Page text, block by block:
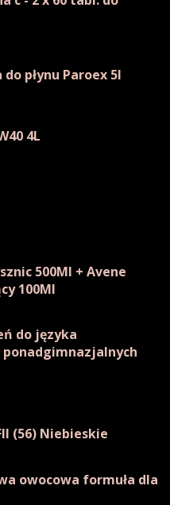
do płynu Paroex 5l
4L
500Ml + Avene
100Ml
do języka
ponadgimnazjalnych
(56) Niebieskie
owocowa formuła dla